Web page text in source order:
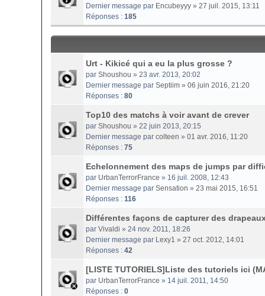
Dernier message par Encubeyyy » 27 juil. 2015, 13:11
Réponses : 185
Urt - Kikicé qui a eu la plus grosse ?
par Shoushou » 23 avr. 2013, 20:02
Dernier message par Septiim » 06 juin 2016, 21:20
Réponses : 80
Top10 des matchs à voir avant de crever
par Shoushou » 22 juin 2013, 20:15
Dernier message par colteen » 01 avr. 2016, 11:20
Réponses : 75
Echelonnement des maps de jumps par
par UrbanTerrorFrance » 16 juil. 2008, 12:43
Dernier message par Sensation » 23 mai 2015, 16:51
Réponses : 116
Différentes façons de capturer des
par Vivaldi » 24 nov. 2011, 18:26
Dernier message par Lexy1 » 27 oct. 2012, 14:01
Réponses : 42
[LISTE TUTORIELS]Liste des tutoriels ici
par UrbanTerrorFrance » 14 juil. 2011, 14:50
Réponses : 0